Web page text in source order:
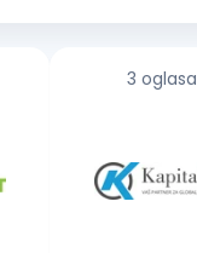
3 oglasa